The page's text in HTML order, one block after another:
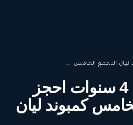
ليان التجمع الخامس -...
بأقساط على 4 سنوات احجز
كمبوند ليان